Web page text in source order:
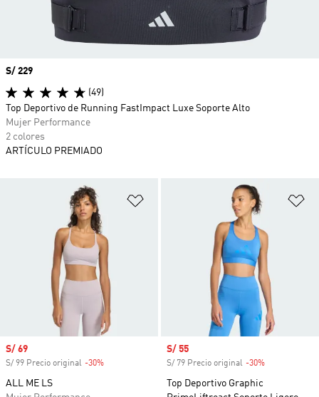
Añadir a la lista de deseos
Precio de venta
S/ 69
S/ 99 Precio original -30%
ALL ME LS
Precio de venta
S/ 55
S/ 79 Precio original -30%
Top Deportivo Graphic
Precio
S/ 229
(49)
Top Deportivo de Running FastImpact Luxe Soporte Alto
Mujer Performance
2 colores
ARTÍCULO PREMIADO